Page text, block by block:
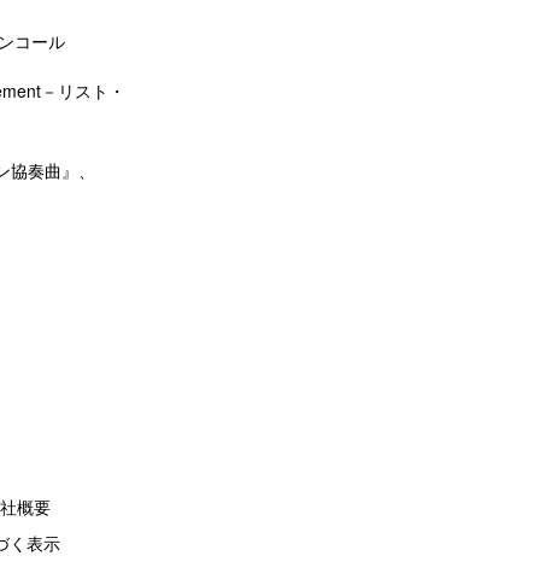
コール
－リスト・
奏曲』、
概要
く表示